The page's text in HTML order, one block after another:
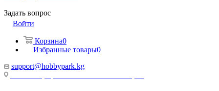
Задать вопрос
Войти
Корзина0
Избранные товары0
support@hobbypark.kg